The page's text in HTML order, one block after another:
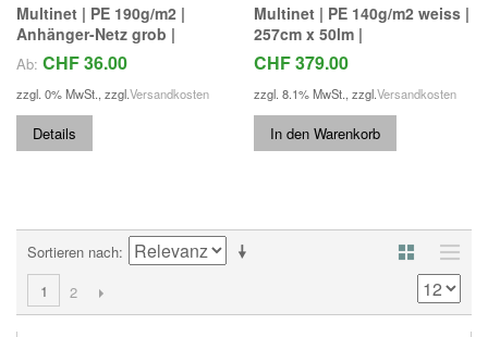
Multinet | PE 190g/m2 |
Anhänger-Netz grob |
Ab: CHF 36.00
zzgl. 0% MwSt., zzgl.Versandkosten
Details
Multinet | PE 140g/m2 weiss |
257cm x 50lm |
CHF 379.00
zzgl. 8.1% MwSt.,zzgl.Versandkosten
In den Warenkorb
Sortieren nach
1
2